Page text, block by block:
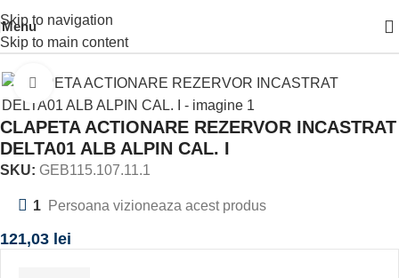
Skip to navigation
Skip to main content
MenuSISTEM INSTALARE CLAPETA
Click to enlarge
CLAPETA ACTIONARE REZERVOR INCASTRAT
DELTA01 ALB ALPIN CAL. I
SKU: GEB115.107.11.1
1 Persoana vizioneaza acest produs
121,03 lei